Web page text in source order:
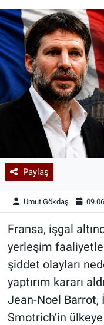
Paylaş
Umut Gökdaş
Fransa, işgal
yerleşim
şiddet olayları
yaptırım kararı
Jean-Noel Barrot,
Smotrich’in
Sağlık
Siyaset
Teknoloji
Yazarlar
Astroloji-Rüya